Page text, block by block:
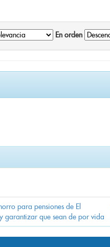
En orden
para pensiones de El
garantizar que sean de por vida